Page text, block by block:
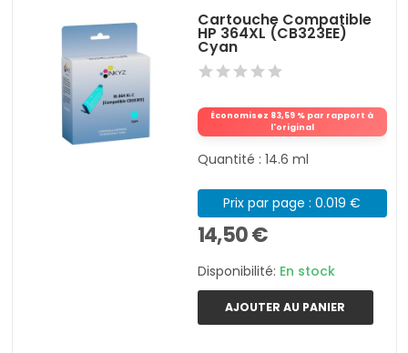
Cartouche Compatible
HP 364XL (CB323EE)
Cyan
Économisez 83,59 % par rapport à
l'original
Quantité : 14.6 ml
Prix par page : 0.019 €
14,50 €
Disponibilité: En stock
AJOUTER AU PANIER